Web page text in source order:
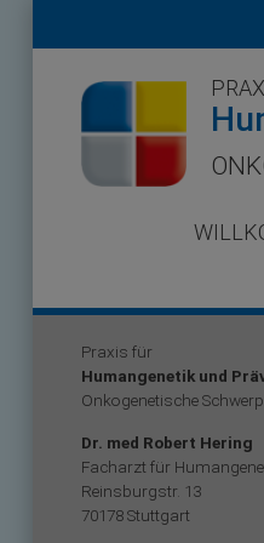
Praxis für
Humangenetik und
Onkogenetische
Dr. med Robert Hering
Facharzt für
Reinsburgstr. 13
70178 Stuttgart